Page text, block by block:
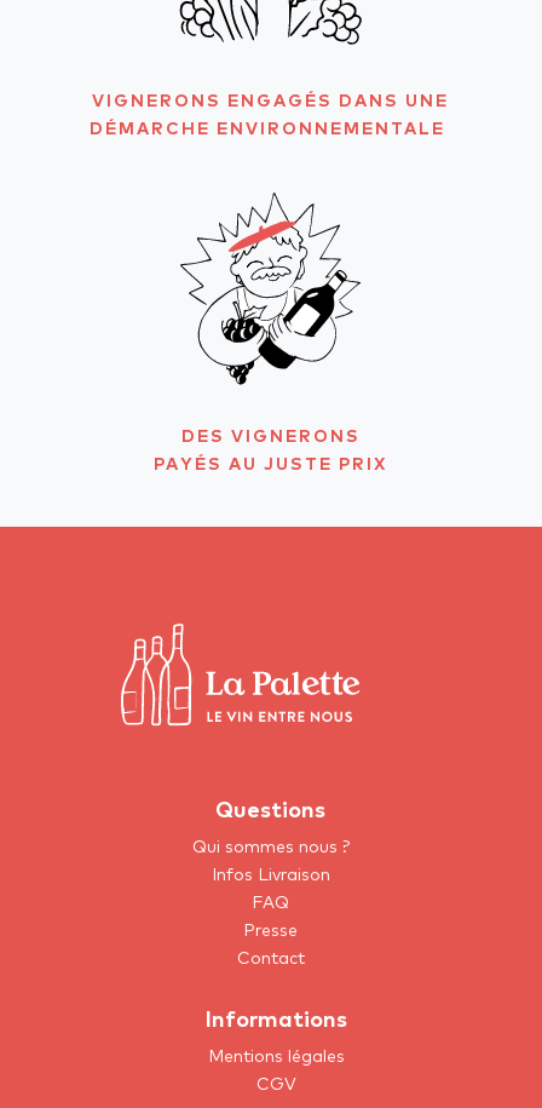
VIGNERONS ENGAGÉS DANS UNE
DÉMARCHE ENVIRONNEMENTALE
DES VIGNERONS
PAYÉS AU JUSTE PRIX
Questions
Qui sommes nous ?
Infos Livraison
FAQ
Presse
Contact
Informations
Mentions légales
CGV